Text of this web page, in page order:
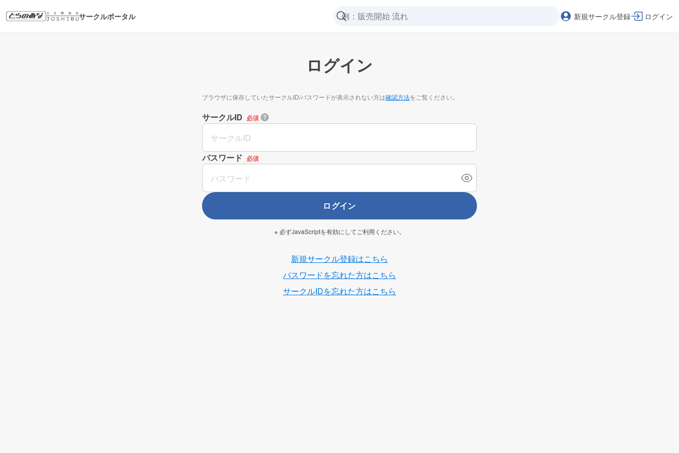
サークルポータル 新規サークル登録 ログイン
ログイン
ブラウザに保存していたサークルID/パスワードが表示されない方は確認方法をご覧ください。
サークルID 必須
パスワード 必須
ログイン
※ 必ずJavaScriptを有効にしてご利用ください。
新規サークル登録はこちら
パスワードを忘れた方はこちら
サークルIDを忘れた方はこちら